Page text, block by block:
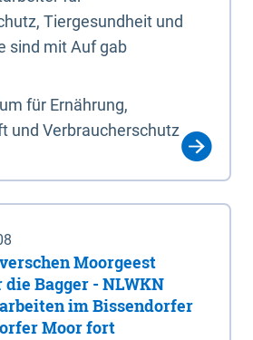
Tiergesundheit und
sind mit Auf gab
für Ernährung,
und Verbraucherschutz
Moorgeest
Bagger - NLWKN
im Bissendorfer
Moor fort